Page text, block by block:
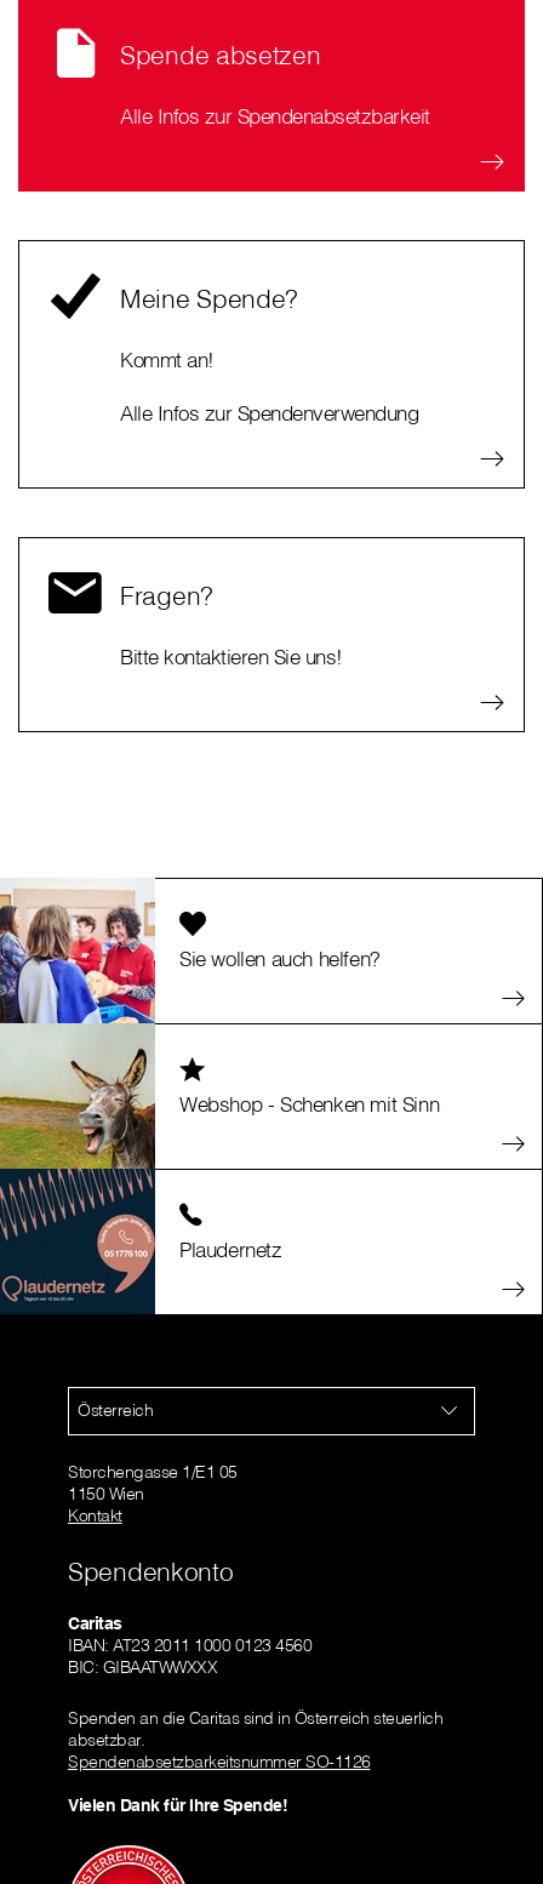
Spende absetzen
Alle Infos zur Spendenabsetzbarkeit
Meine Spende?
Kommt an!
Alle Infos zur Spendenverwendung
Fragen?
Bitte kontaktieren Sie uns!
Sie wollen auch helfen?
Webshop - Schenken mit Sinn
Plaudernetz
Österreich
Storchengasse 1/E1 05
1150 Wien
Kontakt
Spendenkonto
Caritas
IBAN: AT23 2011 1000 0123 4560
BIC: GIBAATWWXXX
Spenden an die Caritas sind in Österreich steuerlich
absetzbar.
Spendenabsetzbarkeitsnummer SO-1126
Vielen Dank für Ihre Spende!